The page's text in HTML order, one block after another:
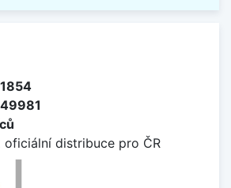
distribuce pro ČR